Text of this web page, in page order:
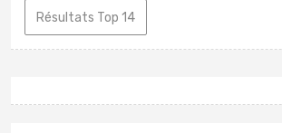
Résultats Top 14